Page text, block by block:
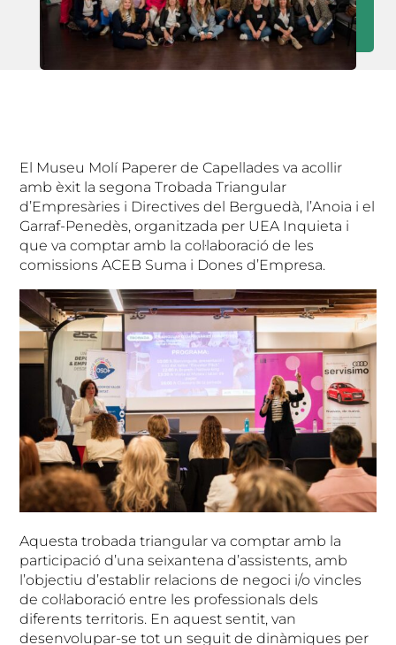
El Museu Molí Paperer de Capellades va acollir
amb èxit la segona Trobada Triangular
d’Empresàries i Directives del Berguedà, l’Anoia i el
Garraf-Penedès, organitzada per UEA Inquieta i
que va comptar amb la col·laboració de les
comissions ACEB Suma i Dones d’Empresa.
Aquesta trobada triangular va comptar amb la
participació d’una seixantena d’assistents, amb
l’objectiu d’establir relacions de negoci i/o vincles
de col·laboració entre les professionals dels
diferents territoris. En aquest sentit, van
desenvolupar-se tot un seguit de dinàmiques per